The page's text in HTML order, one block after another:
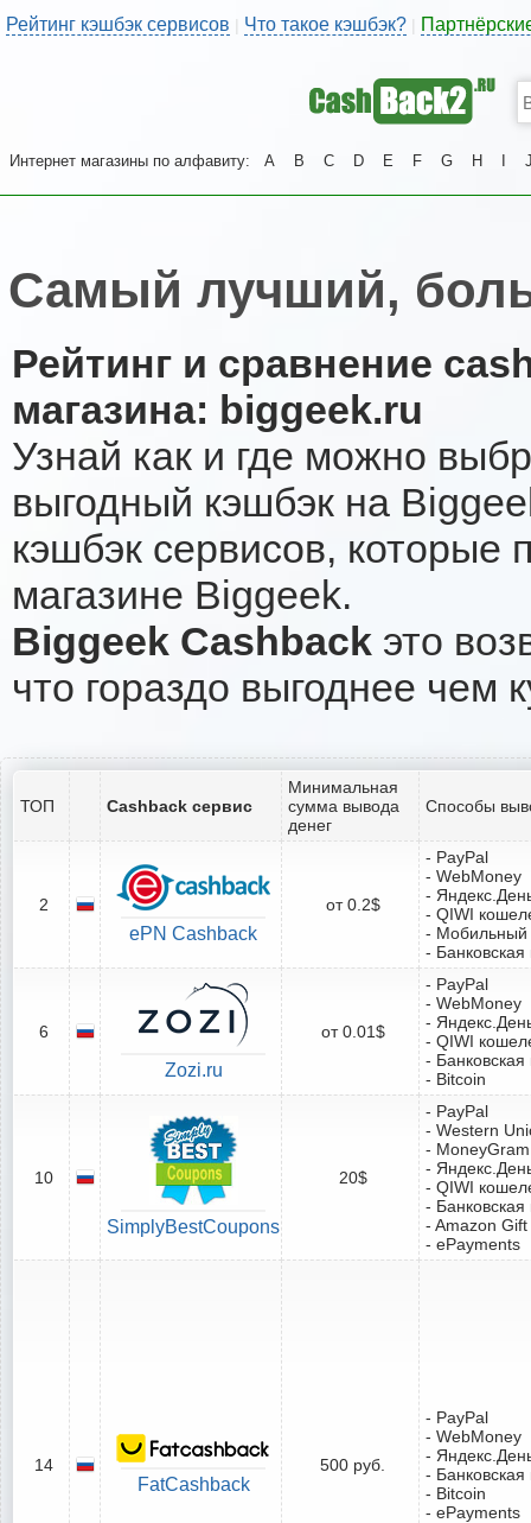
Рейтинг кэшбэк сервисов | Что такое кэшбэк?
Интернет магазины по алфавиту: A B C D E F G H
Самый лучший,
Рейтинг и сравнение
магазина: biggeek.ru
Узнай как и где можно
выгодный кэшбэк на
кэшбэк сервисов, которые
магазине Biggeek.
Biggeek Cashback это
что гораздо выгоднее чем
ТОП Cashback сервис
Минимальная
сумма вывода
денег
Способы
2
ePN Cashback
от 0.2$
- PayPal
- WebMoney
-
- QIWI
- Мобильный
-
6
Zozi.ru
от 0.01$
- PayPal
- WebMoney
-
- QIWI
-
- Bitcoin
10
SimplyBestCoupons
20$
- PayPal
- Western
- MoneyGram
-
- QIWI
-
- Amazon
- ePayments
14
FatCashback
500 руб.
- PayPal
- WebMoney
-
-
- Bitcoin
- ePayments